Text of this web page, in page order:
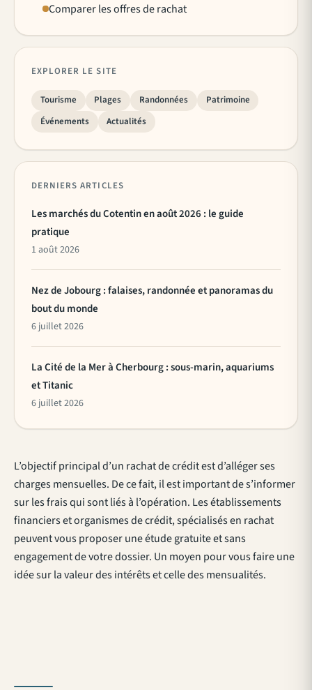
L’objectif principal d’un rachat de crédit est d’alléger ses
charges mensuelles. De ce fait, il est important de s’informer
sur les frais qui sont liés à l’opération. Les établissements
financiers et organismes de crédit, spécialisés en rachat
peuvent vous proposer une étude gratuite et sans
engagement de votre dossier. Un moyen pour vous faire une
idée sur la valeur des intérêts et celle des mensualités.
Comparer les offres de rachat
EXPLORER LE SITE
Tourisme Plages Randonnées
Patrimoine
Événements
Actualités
DERNIERS ARTICLES
Les marchés du Cotentin en août 2026 : le guide
pratique
1 août 2026
Nez de Jobourg : falaises, randonnée et panoramas du
bout du monde
6 juillet 2026
La Cité de la Mer à Cherbourg : sous-marin, aquariums
et Titanic
6 juillet 2026